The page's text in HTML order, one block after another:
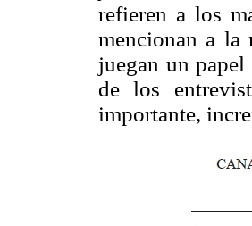
refieren a los
mencionan a la
juegan un papel
de los
importante,